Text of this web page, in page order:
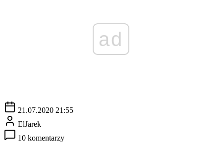
ad
21.07.2020 21:55
ElJarek
10 komentarzy